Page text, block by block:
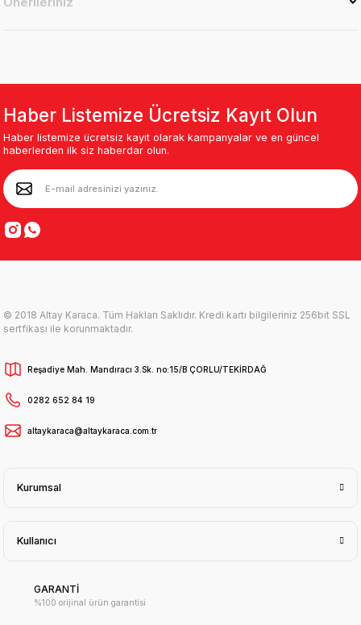
Haber Listemize Ücretsiz Kayıt Olun
Haber listemize ücretsiz kayıt olarak kampanyalar ve en güncel
haberlerden ilk siz haberdar olun.
© 2018 Altay Karaca. Tüm Hakları Saklıdır. Kredi kartı bilgileriniz 256bit SSL
sertfikası ile korunmaktadır.
Reşadiye Mah. Mandıracı 3.Sk. no:15/B ÇORLU/TEKİRDAĞ
0282 652 84 19
altaykaraca@altaykaraca.com.tr
Kurumsal
Kullanıcı
GARANTİ
%100 orijinal ürün garantisi